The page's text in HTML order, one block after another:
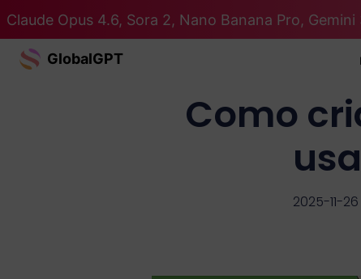
Claude Opus 4.6, Sora 2, Nano Banana Pro,
GlobalGPT
Como
2025-11-26